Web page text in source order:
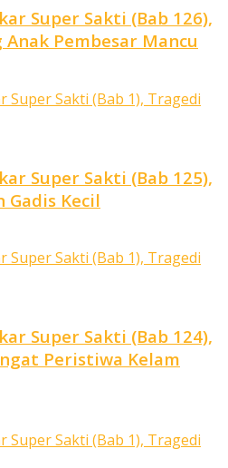
Super Sakti (Bab 126),
Pembesar Mancu
Super Sakti (Bab 125),
Gadis Kecil
Super Sakti (Bab 124),
Peristiwa Kelam